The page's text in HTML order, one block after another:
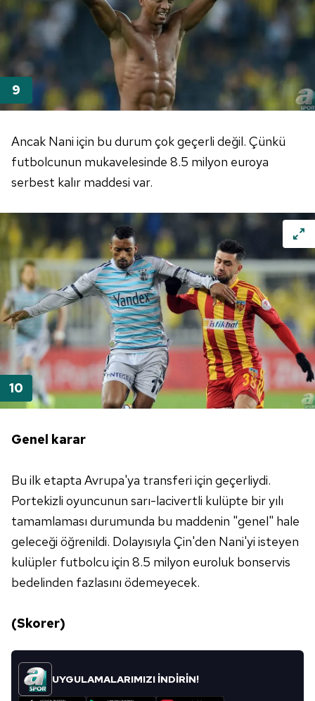
Ancak Nani için bu durum çok geçerli değil. Çünkü
futbolcunun mukavelesinde 8.5 milyon euroya
serbest kalır maddesi var.
Genel karar
Bu ilk etapta Avrupa'ya transferi için geçerliydi.
Portekizli oyuncunun sarı-lacivertli kulüpte bir yılı
tamamlaması durumunda bu maddenin "genel" hale
geleceği öğrenildi. Dolayısıyla Çin'den Nani'yi isteyen
kulüpler futbolcu için 8.5 milyon euroluk bonservis
bedelinden fazlasını ödemeyecek.
(Skorer)
UYGULAMALARIMIZI İNDİRİN!